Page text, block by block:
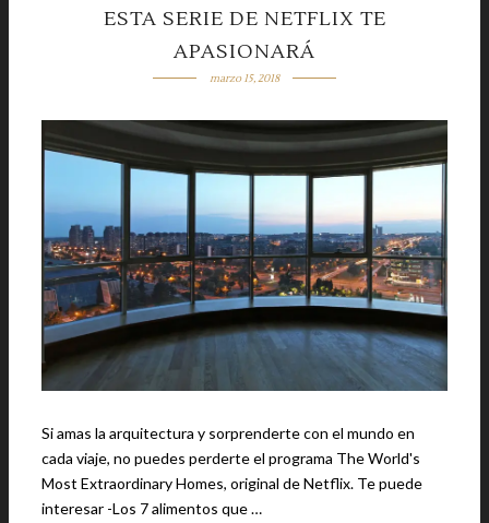
ESTA SERIE DE NETFLIX TE
APASIONARÁ
marzo 15, 2018
Si amas la arquitectura y sorprenderte con el mundo en
cada viaje, no puedes perderte el programa The World's
Most Extraordinary Homes, original de Netflix. Te puede
interesar -Los 7 alimentos que …